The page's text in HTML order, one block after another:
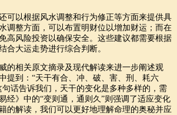
可以根据风水调整和行为修正等方面来提供具
调整方面，可以布置明财位以增加财运；而在
高风险投资以确保安全。这些建议都需要根据
合大运走势进行综合判断。
的相关原文摘录及现代解读来进一步阐述观
提到：“天干有合、冲、破、害、刑、耗六
句话告诉我们，天干的变化是多种多样的，需
经》中的“变则通，通则久”则强调了适应变化
的解读，我们可以更好地理解命理的奥秘并应